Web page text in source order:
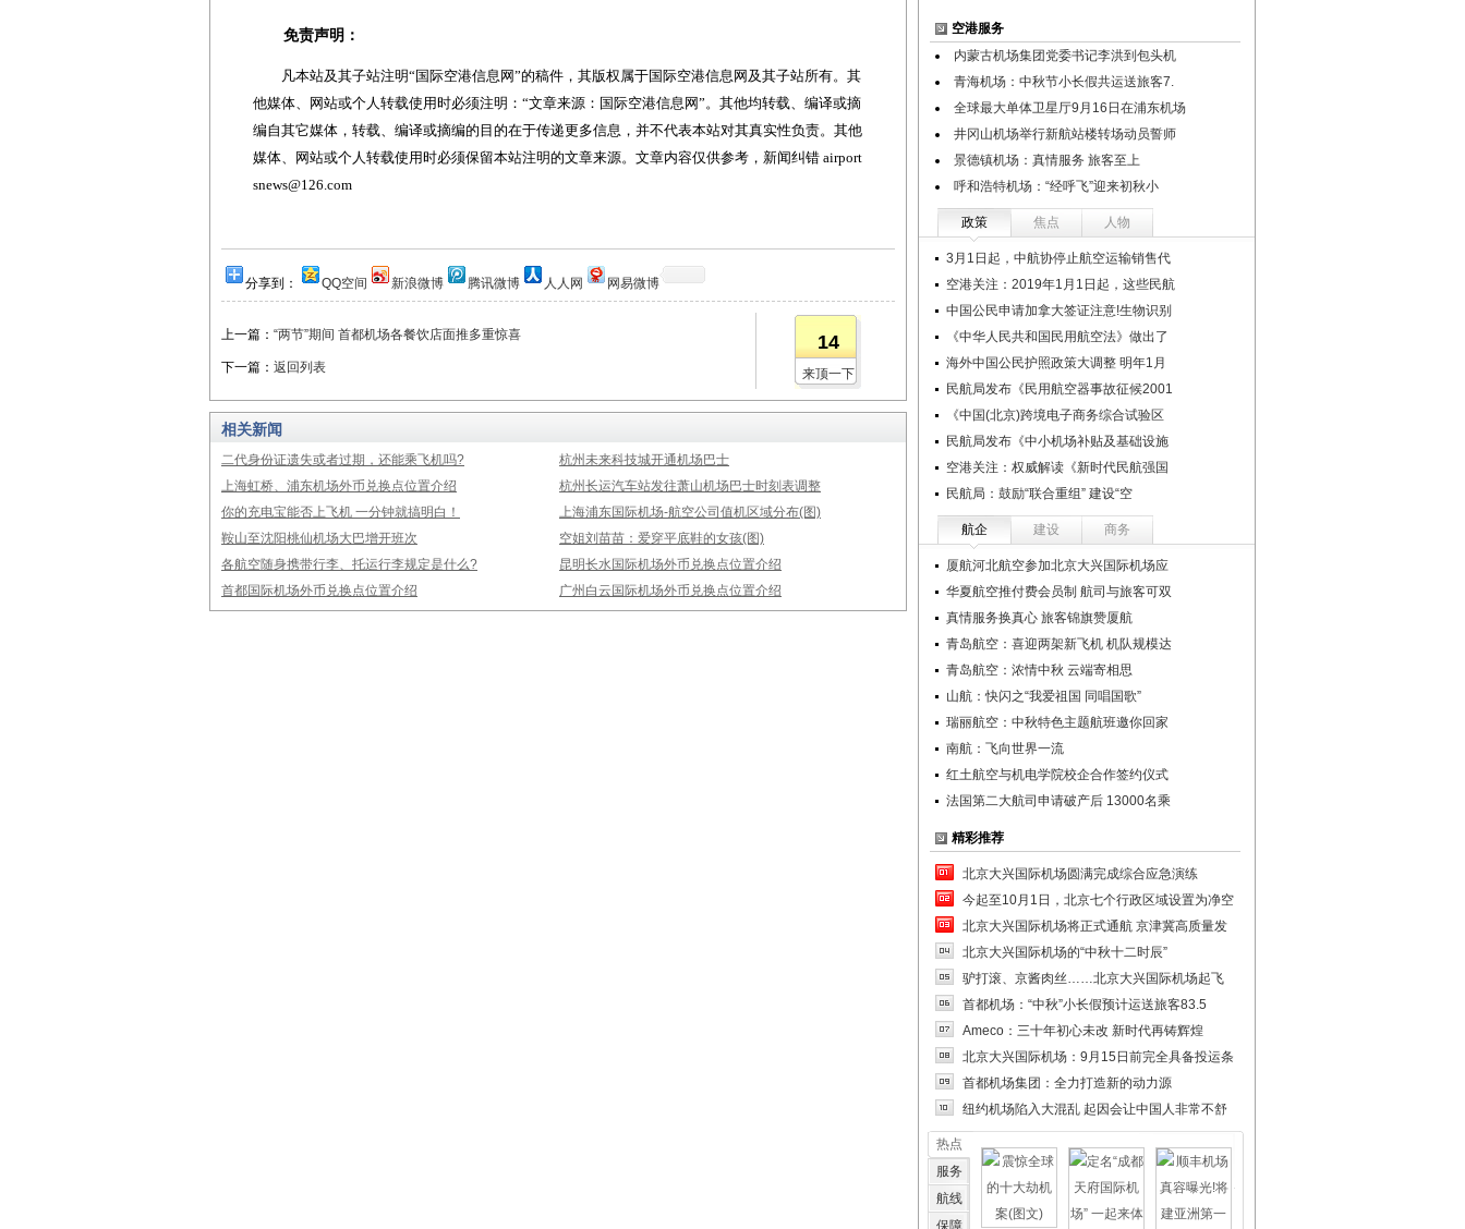
免责声明：
凡本站及其子站注明“国际空港信息网”的稿件，其版权属于国际空港信息网及其子站所有。其
他媒体、网站或个人转载使用时必须注明：“文章来源：国际空港信息网”。其他均转载、编译或摘
编自其它媒体，转载、编译或摘编的目的在于传递更多信息，并不代表本站对其真实性负责。其他
媒体、网站或个人转载使用时必须保留本站注明的文章来源。文章内容仅供参考，新闻纠错 airport
snews@126.com
分享到： QQ空间 新浪微博 腾讯微博 人人网 网易微博
上一篇： “两节”期间 首都机场各餐饮店面推多重惊喜
下一篇： 返回列表
14
来顶一下
相关新闻
二代身份证遗失或者过期，还能乘飞机吗?
杭州未来科技城开通机场巴士
上海虹桥、浦东机场外币兑换点位置介绍
杭州长运汽车站发往萧山机场巴士时刻表调整
你的充电宝能否上飞机 一分钟就搞明白！
上海浦东国际机场-航空公司值机区域分布(图)
鞍山至沈阳桃仙机场大巴增开班次
空姐刘苗苗：爱穿平底鞋的女孩(图)
各航空随身携带行李、托运行李规定是什么?
昆明长水国际机场外币兑换点位置介绍
首都国际机场外币兑换点位置介绍
广州白云国际机场外币兑换点位置介绍
空港服务
内蒙古机场集团党委书记李洪到包头机
青海机场：中秋节小长假共运送旅客7.
全球最大单体卫星厅9月16日在浦东机场
井冈山机场举行新航站楼转场动员誓师
景德镇机场：真情服务 旅客至上
呼和浩特机场：“经呼飞”迎来初秋小
政策 焦点 人物
3月1日起，中航协停止航空运输销售代
空港关注：2019年1月1日起，这些民航
中国公民申请加拿大签证注意!生物识别
《中华人民共和国民用航空法》做出了
海外中国公民护照政策大调整 明年1月
民航局发布《民用航空器事故征候2001
《中国(北京)跨境电子商务综合试验区
民航局发布《中小机场补贴及基础设施
空港关注：权威解读《新时代民航强国
民航局：鼓励“联合重组” 建设“空
航企 建设 商务
厦航河北航空参加北京大兴国际机场应
华夏航空推付费会员制 航司与旅客可双
真情服务换真心 旅客锦旗赞厦航
青岛航空：喜迎两架新飞机 机队规模达
青岛航空：浓情中秋 云端寄相思
山航：快闪之“我爱祖国 同唱国歌”
瑞丽航空：中秋特色主题航班邀你回家
南航：飞向世界一流
红土航空与机电学院校企合作签约仪式
法国第二大航司申请破产后 13000名乘
精彩推荐
北京大兴国际机场圆满完成综合应急演练
今起至10月1日，北京七个行政区域设置为净空
北京大兴国际机场将正式通航 京津冀高质量发
北京大兴国际机场的“中秋十二时辰”
驴打滚、京酱肉丝……北京大兴国际机场起飞
首都机场：“中秋”小长假预计运送旅客83.5
Ameco：三十年初心未改 新时代再铸辉煌
北京大兴国际机场：9月15日前完全具备投运条
首都机场集团：全力打造新的动力源
纽约机场陷入大混乱 起因会让中国人非常不舒
热点
服务
航线
保障